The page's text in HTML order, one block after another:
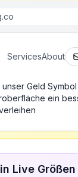
ServicesAbout
Geld Symbol
ein
Live Größen